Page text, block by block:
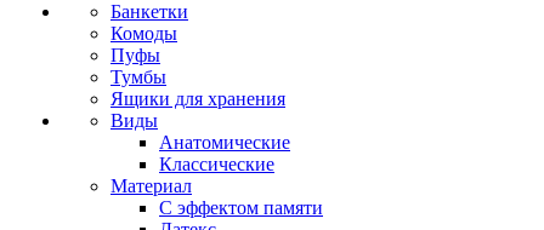
Банкетки
Комоды
Пуфы
Тумбы
Ящики для хранения
Виды
Анатомические
Классические
Материал
С эффектом памяти